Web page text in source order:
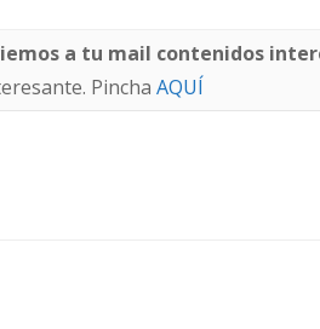
a tu mail contenidos
Pincha AQUÍ